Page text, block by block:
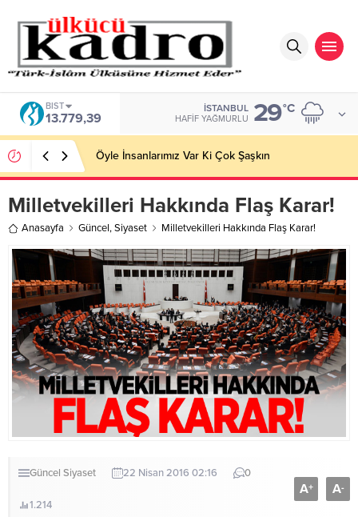
DOLAR
47,7155
İSTANBUL
HAFIF YAĞMURLU 29°C
SOSYOLOJİK DÜŞÜNMEK Toplumsal Gerçekliğin
İnşası
Milletvekilleri Hakkında Flaş Karar!
Anasayfa Güncel,Siyaset Milletvekilleri Hakkında Flaş Karar!
Güncel Siyaset 22 Nisan 2016 02:16 0
1.214
A+ A-